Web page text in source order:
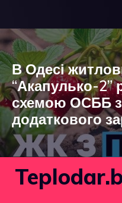
В Одесі
“Акапулько-2”
схемою ОСББ
додаткового